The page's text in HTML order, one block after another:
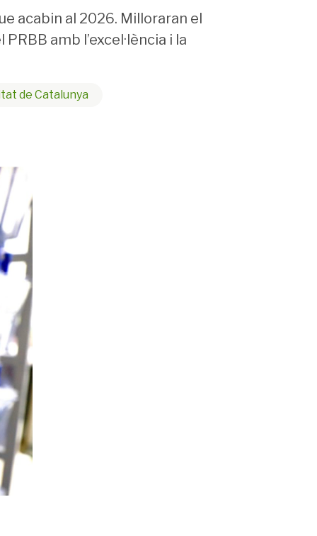
acabin al 2026. Milloraran el
amb l’excel·lència i la
de Catalunya